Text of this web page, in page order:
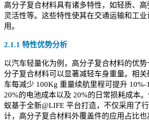
高分子复合材料具有诸多特性，如轻质、
灵活性等。这些特性使其在交通运输和工
用。
2.1.1 特性优势分析
以汽车轻量化为例，高分子复合材料的优
分子复合材料可以显著减轻车身重量。相
车每减少 100Kg 重量续航里程可提升 10%-
20%的电池成本以及 20%的日常损耗成本
蚁基于全新@LIFE 平台打造，不仅采用了
计，高分子复合材料外覆盖件的应用占比